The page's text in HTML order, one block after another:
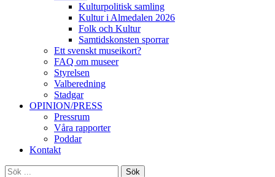
Kulturpolitisk samling
Kultur i Almedalen 2026
Folk och Kultur
Samtidskonsten sporrar
Ett svenskt museikort?
FAQ om museer
Styrelsen
Valberedning
Stadgar
OPINION/PRESS
Pressrum
Våra rapporter
Poddar
Kontakt
Sök